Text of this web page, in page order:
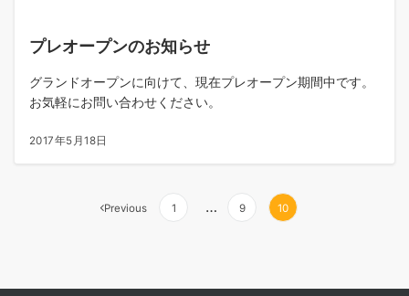
プレオープンのお知らせ
グランドオープンに向けて、現在プレオープン期間中です。
お気軽にお問い合わせください。
2017年5月18日
Previous 1 … 9 10